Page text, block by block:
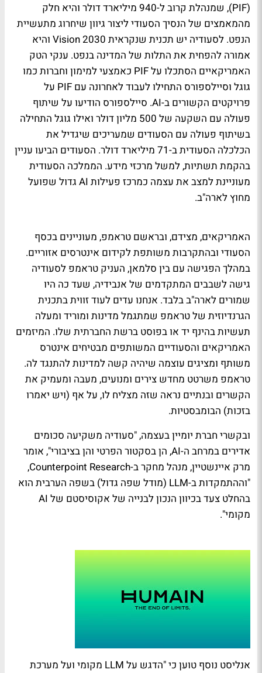
(PIF), שמנהלת קרוב ל-940 מיליארד דולר והיא חלק
מהמאמצים של הנסיך הסעודי ליצור גיוון שיחרוג מתעשיית
הנפט. לסעודיה יש תכנית שנקראית Vision 2030 והיא
אמורה להפחית את התלות של המדינה בנפט. ענקי הטק
האמריקאיים הסתכלו על PIF כאמצעי למימון וחברות כמו
גוגל וסיילספורס התחילו לעבוד לאחרונה עם PIF על
פרויקטים הקשורים ב-AI. סיילספורס הודיעו על שיתוף
פעולה עם השקעה של 500 מליון דולר ואילו גוגל התחילה
בשיתוף פעולה עם הסעודים שמעריכים שיגדיל את
הכלכלה הסעודית ב-71 מיליארד דולר. הסעודים הביעו עניין
בהקמת תשתיות, למשל מרכזי מידע. הממלכה הסעודית
מעוניינת למצב את עצמה כמרכז פעילות AI גדול שפועל
מחוץ לארה"ב.
האמריקאים, מצידם, ובראשם טראמפ, מעוניינים בכסף
הסעודי ובהתקרבות משותפת לקידום אינטרסים אזוריים.
במהלך הפגישה עם בין סלמאן, העניק טראמפ לסעודיה
גישה לשבבים המתקדמים של אנבידיה, שעד כה היו
שמורים לארה"ב בלבד. אנחנו עדים לעוד זווית בתכנית
הגרנדיוזית של טראמפ שמתגמל מדינות ומוריד ומעלה
תעשיות בהינף יד או בפוסט ברשת החברתית שלו. המיזמים
האמריקאים והסעודיים המשותפים מבטיחים אינטרס
משותף ומציגים עוצמה שיהיה קשה למדינות להתנגד לה.
טראמפ משרטט מחדש צירים ומנועים, מעבה ומעמיק את
הקשרים ובנתיים נראה שזה מצליח לו, על אף (ויש יאמרו
בזכות) הבומבסטיות.
ובקשרי חברת יומיין בעצמה, "סעודיה משקיעה סכומים
אדירים במרחב ה-AI, הן בסקטור הפרטי והן בציבורי", אומר
מרק איינשטיין, מנהל מחקר ב-Counterpoint Research,
"וההתמקדות ב-LLM (מודל שפה גדול) בשפה הערבית הוא
בהחלט צעד בכיוון הנכון לבנייה של אקוסיסטם של AI
מקומי".
אנליסט נוסף טוען כי "הדגש על LLM מקומי ועל מערכת